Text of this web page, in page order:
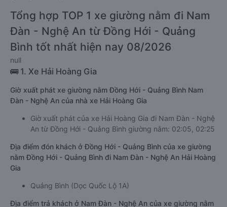
Tổng hợp TOP 1 xe giường nằm đi Nam
Đàn - Nghệ An từ Đồng Hới - Quảng
Bình tốt nhất hiện nay 08/2026
null
🚌 1. Xe Hải Hoàng Gia
Giờ xuất phát xe giường nằm Đồng Hới - Quảng Bình Nam
Đàn - Nghệ An của nhà xe Hải Hoàng Gia
Giờ xuất phát của xe Hải Hoàng Gia đi Nam Đàn - Nghệ
An từ Đồng Hới - Quảng Bình giường nằm: 02:05, 02:25
Địa điểm đón khách ở Đồng Hới - Quảng Bình của xe giường
nằm Đồng Hới - Quảng Bình đi Nam Đàn - Nghệ An Hải Hoàng
Gia
Quảng Bình (Dọc Quốc Lộ 1A)
Địa điểm trả khách ở Nam Đàn - Nghệ An của xe giường nằm